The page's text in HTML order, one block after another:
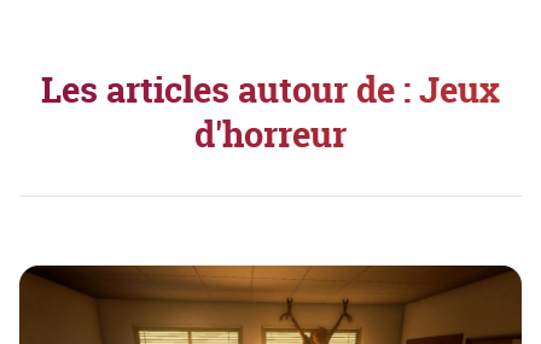
Les articles autour de : Jeux
d'horreur